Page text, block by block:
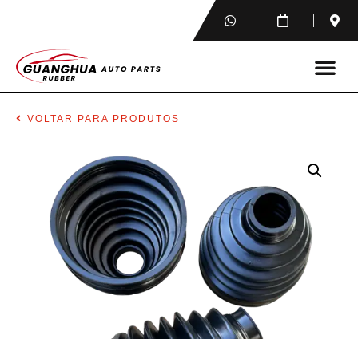
VOLTAR PARA PRODUTOS